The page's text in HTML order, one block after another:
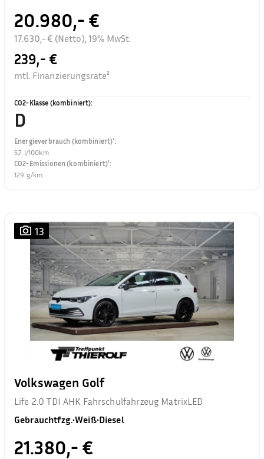
20.980,- €
17.630,- € (Netto), 19% MwSt.
239,- €
mtl. Finanzierungsrate²
CO2-Klasse (kombiniert):
D
Energieverbrauch (kombiniert)¹:
5,7 l/100km
CO2-Emissionen (kombiniert)¹:
129 g/km
13
Volkswagen Golf
Life 2.0 TDI AHK Fahrschulfahrzeug MatrixLED
Gebrauchtfzg.•Weiß•Diesel
21.380,- €